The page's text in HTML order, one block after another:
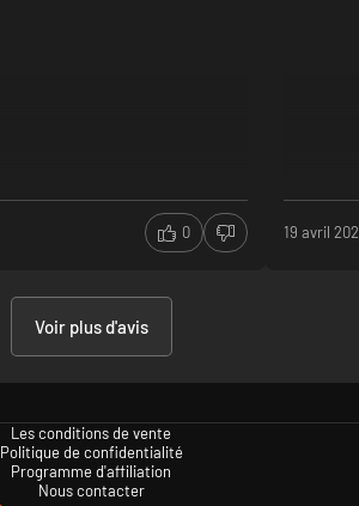
0 19 avril
Voir plus d'avis
Les conditions de vente
Politique de confidentialité
Programme d'affiliation
Nous contacter